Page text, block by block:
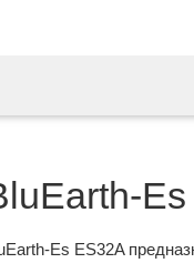
Es ES32A